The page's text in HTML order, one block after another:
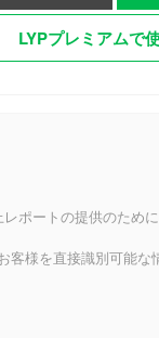
LYPプレミアムで
ポートの提供のため
客様を直接識別可能な